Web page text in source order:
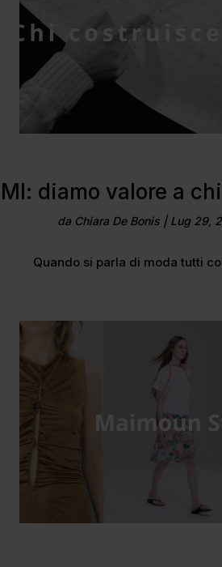
diamo valore a
da Chiara De Bonis| Lug 29,
Quando si parla di moda tutti